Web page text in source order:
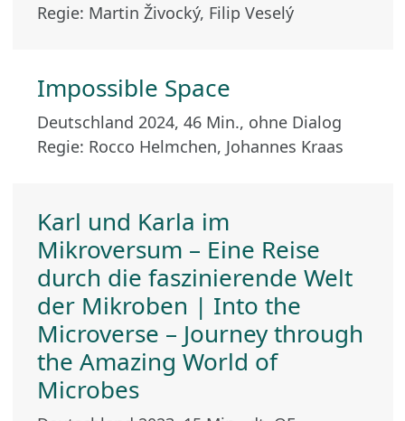
Regie: Martin Živocký, Filip Veselý
Impossible Space
Deutschland 2024, 46 Min., ohne Dialog
Regie: Rocco Helmchen, Johannes Kraas
Karl und Karla im
Mikroversum – Eine Reise
durch die faszinierende Welt
der Mikroben | Into the
Microverse – Journey through
the Amazing World of
Microbes